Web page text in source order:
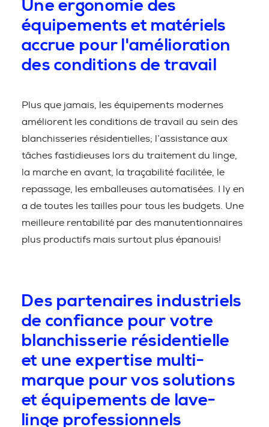
Une ergonomie des
équipements et matériels
accrue pour l'amélioration
des conditions de travail
Plus que jamais, les équipements modernes
améliorent les conditions de travail au sein des
blanchisseries résidentielles; l’assistance aux
tâches fastidieuses lors du traitement du linge,
la marche en avant, la traçabilité facilitée, le
repassage, les emballeuses automatisées. I ly en
a de toutes les tailles pour tous les budgets. Une
meilleure rentabilité par des manutentionnaires
plus productifs mais surtout plus épanouis!
Des partenaires industriels
de confiance pour votre
blanchisserie résidentielle
et une expertise multi-
marque pour vos solutions
et équipements de lave-
linge professionnels